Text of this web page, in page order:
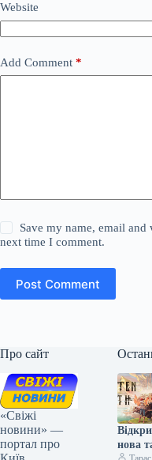
Website
Add Comment *
Save my name, email
next time I comment.
Post Comment
Про сайт
«Свіжі
новини» —
портал про
нова